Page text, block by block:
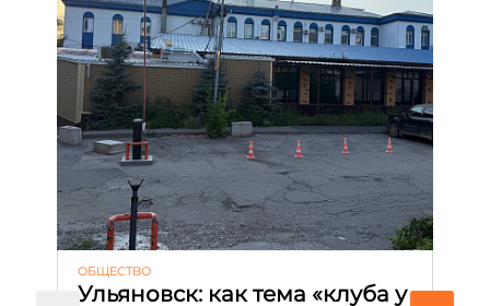
ОБЩЕСТВО
Ульяновск: как тема «клуба у